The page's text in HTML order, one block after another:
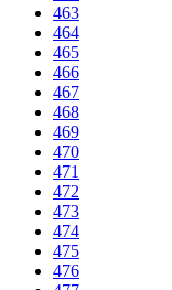
463
464
465
466
467
468
469
470
471
472
473
474
475
476